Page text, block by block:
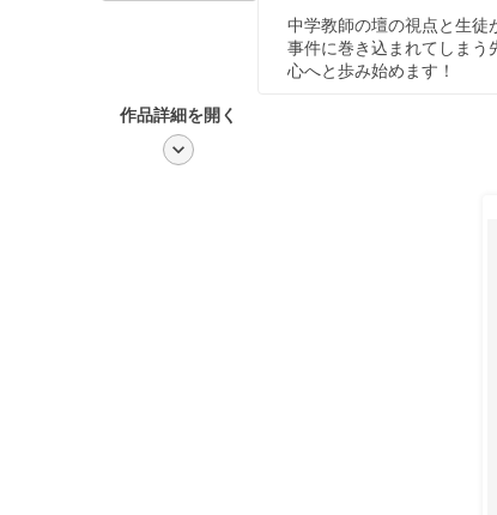
作品詳細を開く
chevron_right
中学教師の壇の視点と生徒
事件に巻き込まれてしまう
心へと歩み始めます！